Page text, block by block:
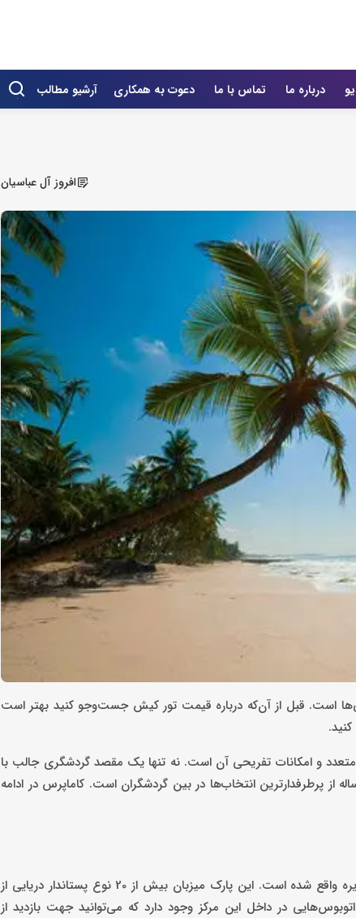
درباره ما تماس با ما دعوت به همکاری آرشیو مطالب
افروز آل عباسیان
است. قبل از آن‌که درباره قیمت تور کیش جست‌وجو کنید بهتر است
و امکانات تفریحی آن است. نه تنها یک مقصد گردشگری جالب با
پرطرفدارترین‌ انتخاب‌ها در بین گردشگران است. کاماپرس در ادامه
پارک دلفین کیش یک پارک تفریحی عظیم با وسعت صد هکتار در جنوب شرقی جزیره واقع شده است. این پارک میزبان بیش از 20 نوع پستاندار دریایی از
در داخل این مرکز وجود دارد که می‌توانید جهت بازدید از